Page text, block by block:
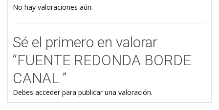
No hay valoraciones aún.
Sé el primero en valorar
“FUENTE REDONDA BORDE
CANAL ”
Debes accederpara publicar una valoración.